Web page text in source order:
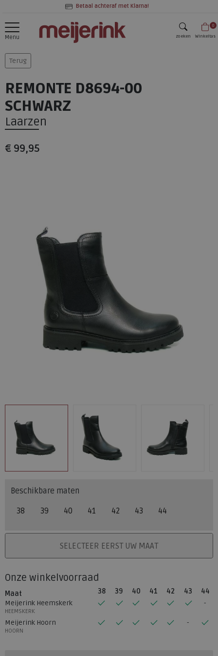
Betaal achteraf met Klarna!
Menu zoeken
0
Winkeltas
Terug
REMONTE D8694-00
SCHWARZ
Laarzen
€ 99,95
Beschikbare maten
38 39 40 41 42 43 44
PLAATS IN WINKELMANDSELECTEER EERST UW MAAT
Onze winkelvoorraad
Maat 38 39 40 41 42 43
44
Meijerink Heemskerk
HEEMSKERK
Meijerink Hoorn
HOORN